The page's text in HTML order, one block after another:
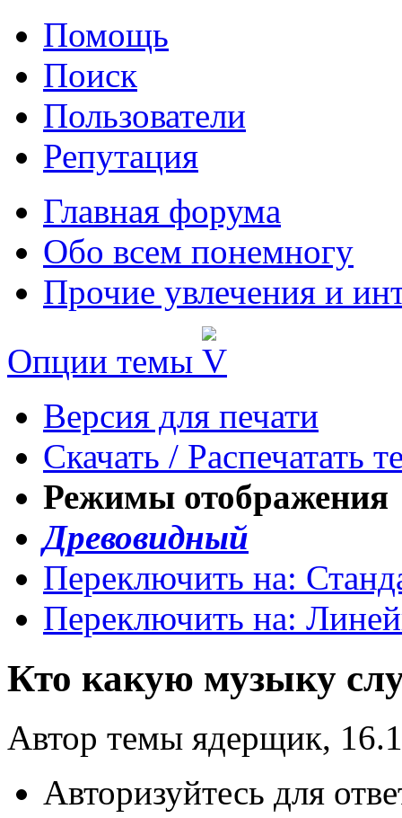
Помощь
Поиск
Пользователи
Репутация
Главная форума
Обо всем понемногу
Прочие увлечения и
Опции темы
Версия для печати
Скачать / Распечатать
Режимы отображения
Древовидный
Переключить на:
Переключить на:
Кто какую музыку
Автор темы ядерщик,
Авторизуйтесь для